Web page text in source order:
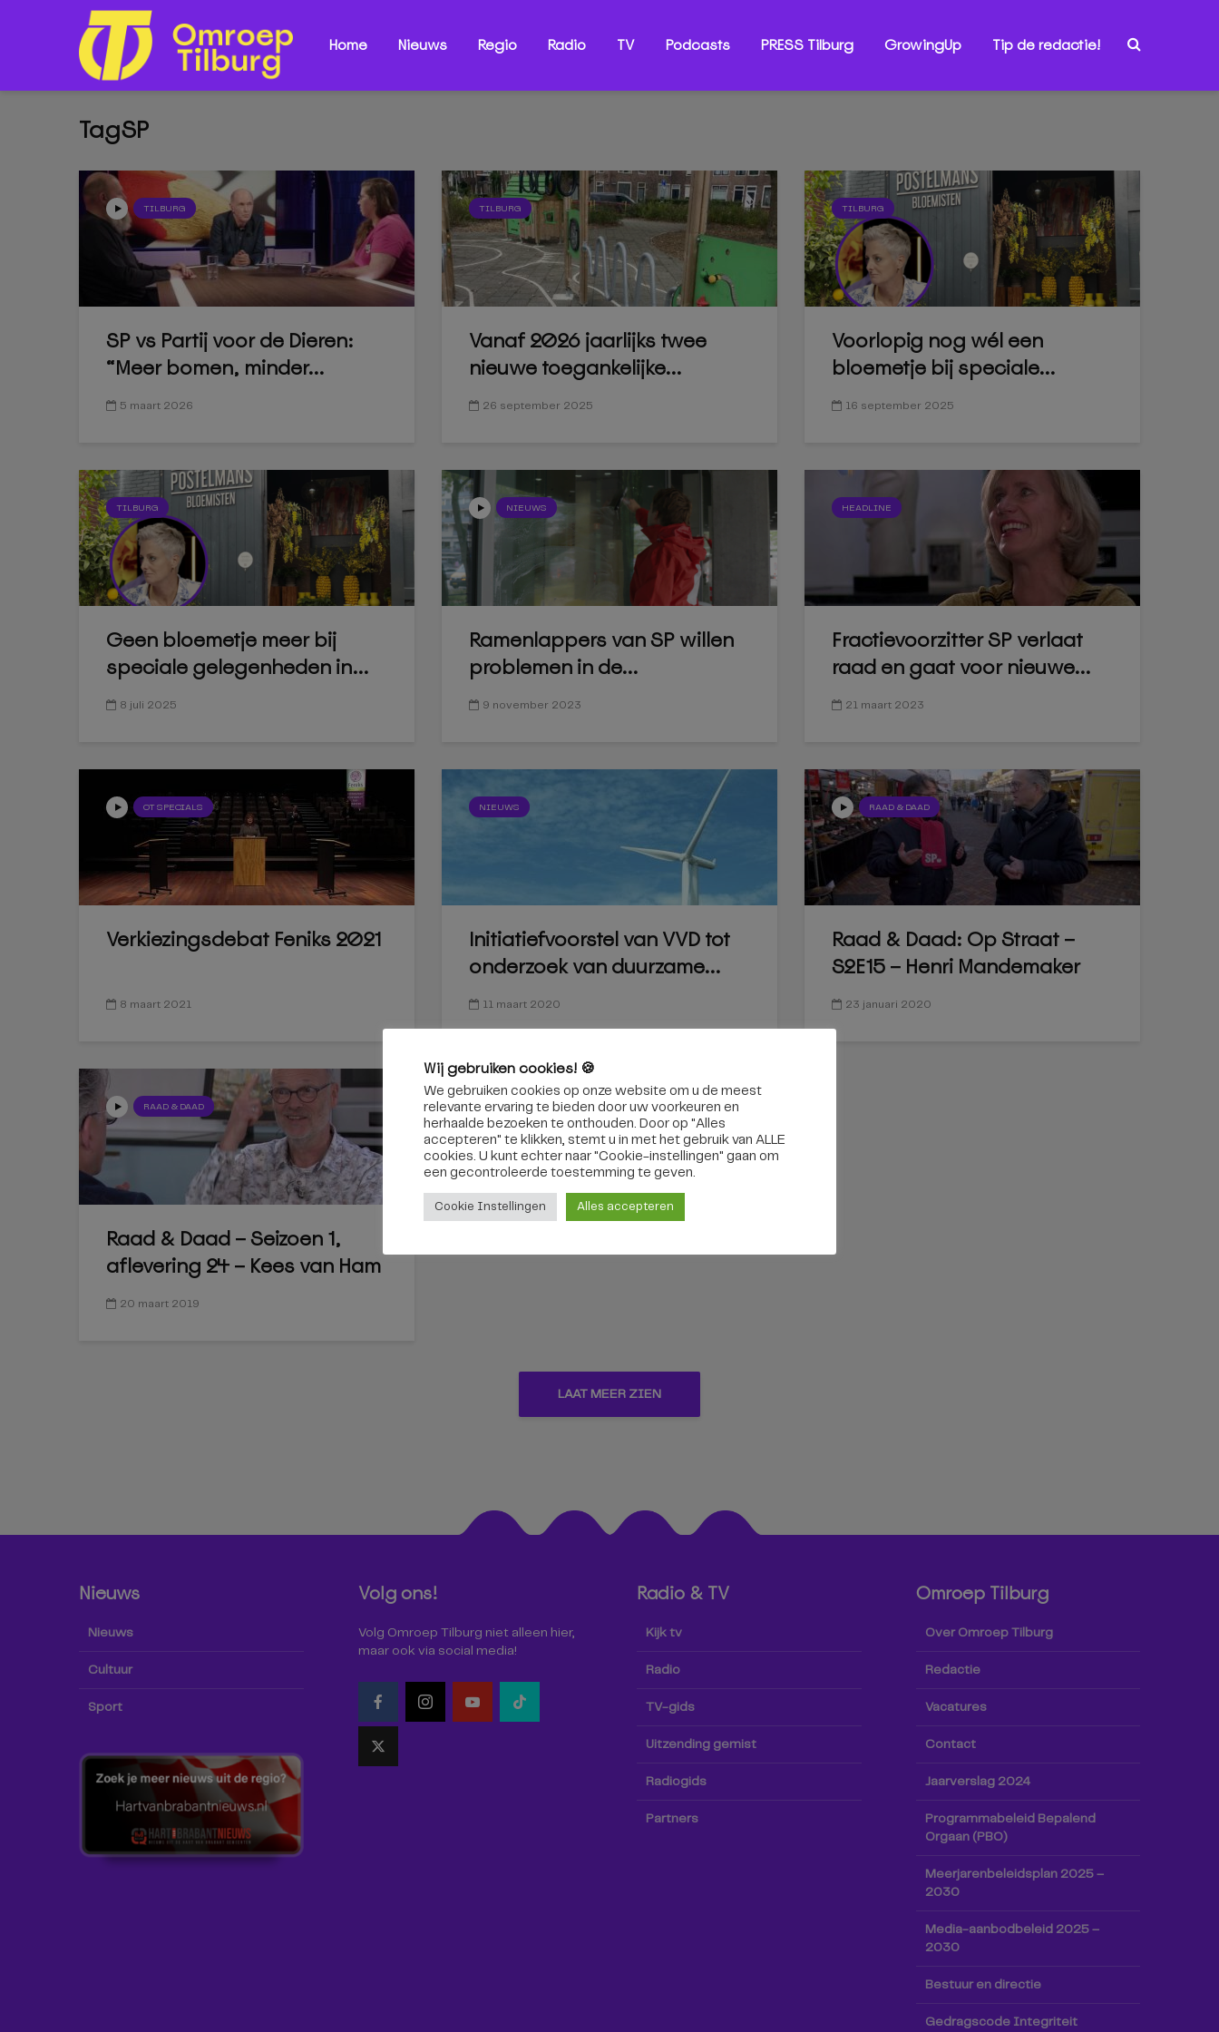
Home Nieuws Regio Radio TV Podcasts PRESS Tilburg GrowingUp Tip de redactie!
TagSP
TILBURG
SP vs Partij voor de Dieren:
“Meer bomen, minder...
5 maart 2026
TILBURG
Vanaf 2026 jaarlijks twee
nieuwe toegankelijke...
26 september 2025
TILBURG
Voorlopig nog wél een
bloemetje bij speciale...
16 september 2025
TILBURG
Geen bloemetje meer bij
speciale gelegenheden in...
8 juli 2025
NIEUWS
Ramenlappers van SP willen
problemen in de...
9 november 2023
HEADLINE
Fractievoorzitter SP verlaat
raad en gaat voor nieuwe...
21 maart 2023
OT SPECIALS
Verkiezingsdebat Feniks 2021
8 maart 2021
NIEUWS
Initiatiefvoorstel van VVD tot
onderzoek van duurzame...
11 maart 2020
RAAD & DAAD
Raad & Daad: Op Straat –
S2E15 – Henri Mandemaker
23 januari 2020
RAAD & DAAD
Raad & Daad – Seizoen 1,
aflevering 24 – Kees van Ham
20 maart 2019
LAAT MEER ZIEN
Nieuws
Nieuws
Cultuur
Sport
Volg ons!
Volg Omroep Tilburg niet alleen hier,
maar ook via social media!
Radio & TV
Kijk tv
Radio
TV-gids
Uitzending gemist
Radiogids
Partners
Omroep Tilburg
Over Omroep Tilburg
Redactie
Vacatures
Contact
Jaarverslag 2024
Programmabeleid Bepalend
Orgaan (PBO)
Meerjarenbeleidsplan 2025 –
2030
Media-aanbodbeleid 2025 –
2030
Bestuur en directie
Gedragscode Integriteit
Wij gebruiken cookies! 🍪
We gebruiken cookies op onze website om u de meest
relevante ervaring te bieden door uw voorkeuren en
herhaalde bezoeken te onthouden. Door op "Alles
accepteren" te klikken, stemt u in met het gebruik van ALLE
cookies. U kunt echter naar "Cookie-instellingen" gaan om
een ​​gecontroleerde toestemming te geven.
Cookie Instellingen Alles accepteren